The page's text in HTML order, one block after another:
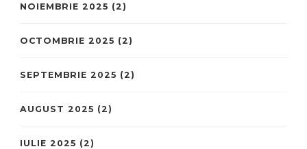
NOIEMBRIE 2025 (2)
OCTOMBRIE 2025 (2)
SEPTEMBRIE 2025 (2)
AUGUST 2025 (2)
IULIE 2025 (2)